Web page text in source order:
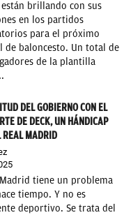
brillando con sus
en los partidos
para el próximo
de baloncesto. Un total de
de la plantilla
DEL GOBIERNO CON EL
DE DECK, UN HÁNDICAP
REAL MADRID
Madrid tiene un problema
tiempo. Y no es
deportivo. Se trata del